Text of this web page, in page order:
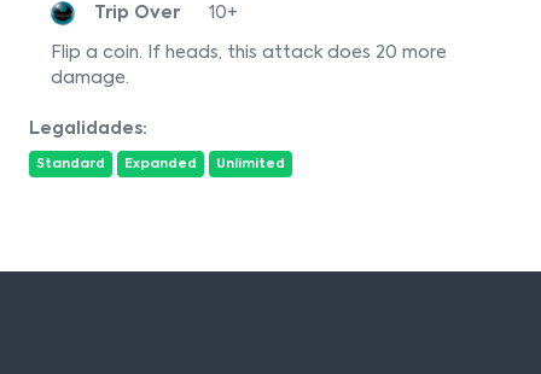
Trip Over 10+
Flip a coin. If heads, this attack does 20 more
damage.
Legalidades:
Standard Expanded Unlimited